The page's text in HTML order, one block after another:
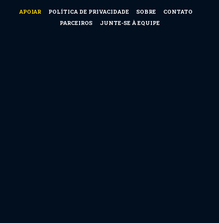
APOIAR POLÍTICA DE PRIVACIDADE SOBRE
CONTATO
PARCEIROS
JUNTE-SE À EQUIPE